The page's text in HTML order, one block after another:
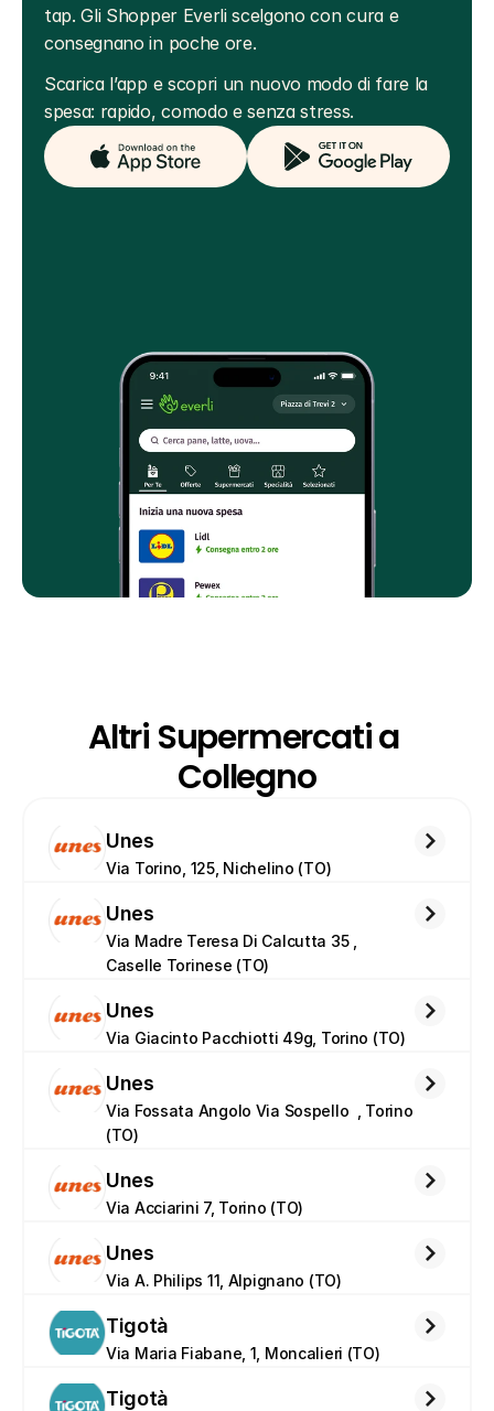
tap. Gli Shopper Everli scelgono con cura e
consegnano in poche ore.
Scarica l’app e scopri un nuovo modo di fare la
spesa: rapido, comodo e senza stress.
Altri Supermercati a
Collegno
Unes
Via Torino, 125, Nichelino (TO)
Unes
Via Madre Teresa Di Calcutta 35 ,
Caselle Torinese (TO)
Unes
Via Giacinto Pacchiotti 49g, Torino (TO)
Unes
Via Fossata Angolo Via Sospello  , Torino
(TO)
Unes
Via Acciarini 7, Torino (TO)
Unes
Via A. Philips 11, Alpignano (TO)
Tigotà
Via Maria Fiabane, 1, Moncalieri (TO)
Tigotà